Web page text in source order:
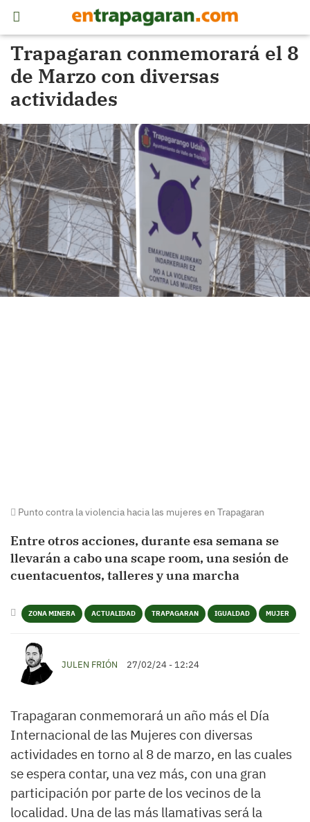
Trapagaran conmemorará el 8
de Marzo con diversas
actividades
Punto contra la violencia hacia las mujeres en Trapagaran
Entre otros acciones, durante esa semana se
llevarán a cabo una scape room, una sesión de
cuentacuentos, talleres y una marcha
ZONA MINERA ACTUALIDAD TRAPAGARAN IGUALDAD MUJER
JULEN FRIÓN 27/02/24 - 12:24
Trapagaran conmemorará un año más el Día
Internacional de las Mujeres con diversas
actividades en torno al 8 de marzo, en las cuales
se espera contar, una vez más, con una gran
participación por parte de los vecinos de la
localidad. Una de las más llamativas será la